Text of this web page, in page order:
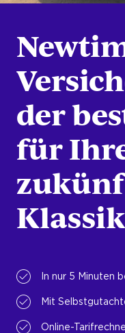
der
für
In nur 5 Minuten
Mit
Online-